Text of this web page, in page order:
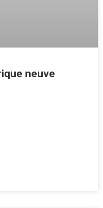
neuve